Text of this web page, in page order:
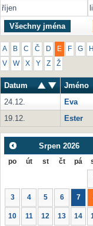
říjen
Všechny jména
A B C Č D E F G H
V W X Y Z Ž
Datum Jméno
24.12.
Eva
19.12.
Ester
Srpen 2026
po út st čt pá
3 4 5 6 7
10 11 12 13 14